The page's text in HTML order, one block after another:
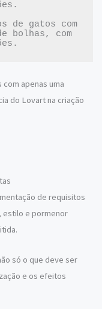
de gatos com
bolhas, com
apenas uma
do Lovart na criação
de requisitos
estilo e pormenor
só o que deve ser
e os efeitos